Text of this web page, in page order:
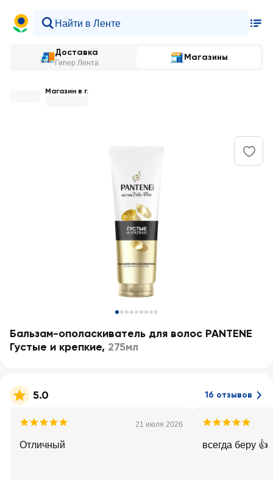
Доставка
Гипер Лента
Магазины
Магазин в г.
Бальзам-ополаскиватель для волос PANTENE
Густые и крепкие, 275мл
5.0 16 отзывов
21 июля 2026
Отличный всегда беру 👍